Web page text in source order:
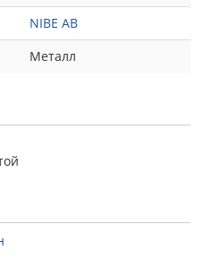
NIBE AB
Металл